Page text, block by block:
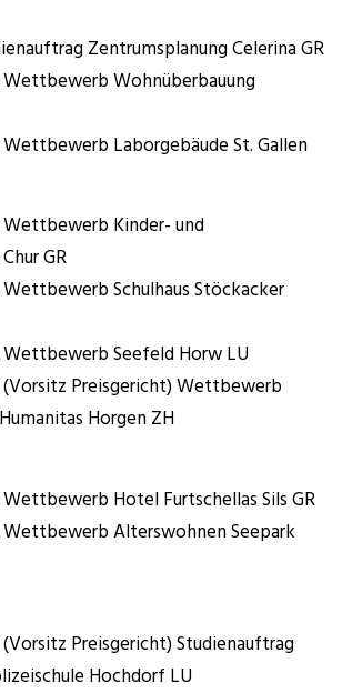
Zentrumsplanung Celerina GR
Wohnüberbauung
Laborgebäude St. Gallen
Kinder- und
GR
Schulhaus Stöckacker
Seefeld Horw LU
Preisgericht) Wettbewerb
Horgen ZH
Hotel Furtschellas Sils GR
Alterswohnen Seepark
Preisgericht) Studienauftrag
Hochdorf LU